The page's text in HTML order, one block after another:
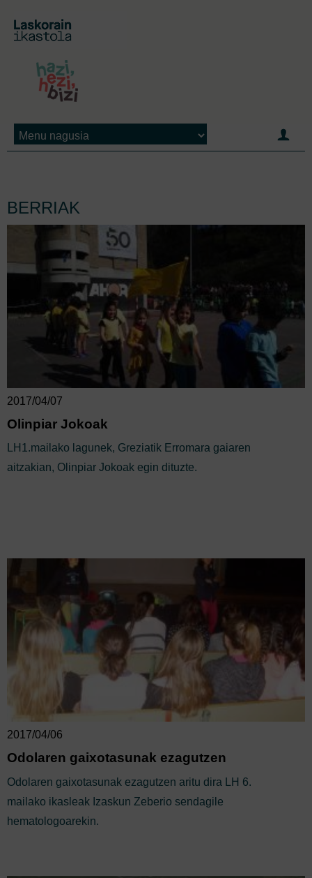
BERRIAK
2017/04/07
Olinpiar Jokoak
LH1.mailako lagunek, Greziatik Erromara gaiaren
aitzakian, Olinpiar Jokoak egin dituzte.
2017/04/06
Odolaren gaixotasunak ezagutzen
Odolaren gaixotasunak ezagutzen aritu dira LH 6.
mailako ikasleak Izaskun Zeberio sendagile
hematologoarekin.